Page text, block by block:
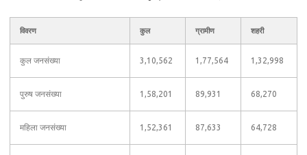
विवरण कुल ग्रामीण शहरी
कुल जनसंख्या 3,10,562 1,77,564 1,32,998
पुरुष जनसंख्या 1,58,201 89,931 68,270
महिला जनसंख्या 1,52,361 87,633 64,728